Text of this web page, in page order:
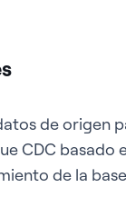
de origen
CDC
de la